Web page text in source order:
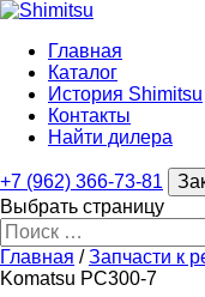
Главная
Каталог
История Shimitsu
Контакты
Найти дилера
+7 (962) 366-73-81
Выбрать страницу
Главная /Запчасти к
Komatsu PC300-7